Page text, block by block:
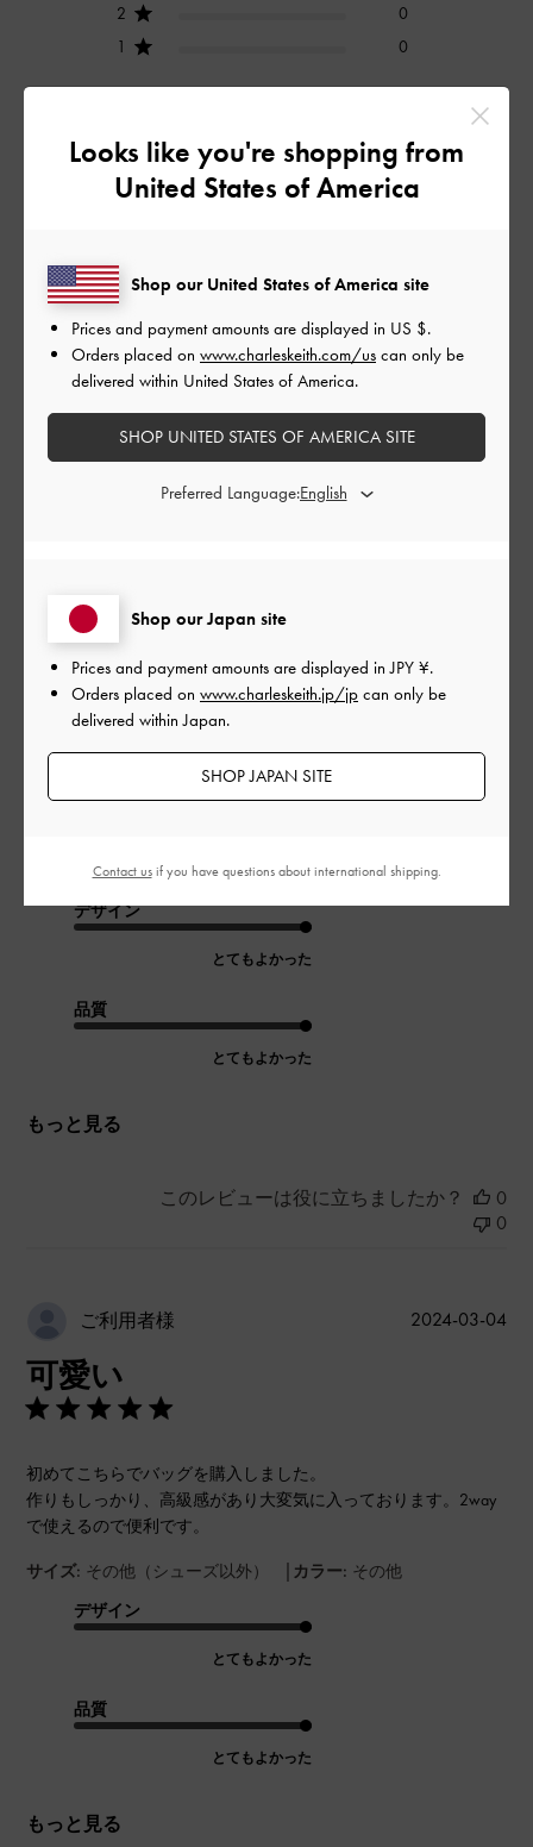
2
0
1
0
レビューを書く
とてもよかった
品質
とてもよかった
ご利用者様
サイズ、デザインともに良い
その他（シューズ以外） |カラー: その他
デザイン
とてもよかった
品質
とてもよかった
もっと見る
2024-04-30
このレビューは役に立ちましたか？
0
0
ご利用者様
可愛い
初めてこちらでバッグを購入しました。
作りもしっかり、高級感があり大変気に入っております。2way
で使えるので便利です。
サイズ: その他（シューズ以外） | カラー: その他
デザイン
とてもよかった
品質
とてもよかった
もっと見る
公
2024-03-04
Looks like you're shopping from
United States of America
Shop our Japan site
Prices and payment amounts are displayed inJPY ¥.
Orders placed on www.charleskeith.jp/jp can only be
delivered within Japan.
SHOP JAPAN SITE
Shop our United States of America site
Prices and payment amounts are displayed in US $.
Orders placed on www.charleskeith.com/us can only be
delivered within United States of America.
SHOP UNITED STATES OF AMERICA SITE
Preferred Language:
Contact usif you have questions about international shipping.